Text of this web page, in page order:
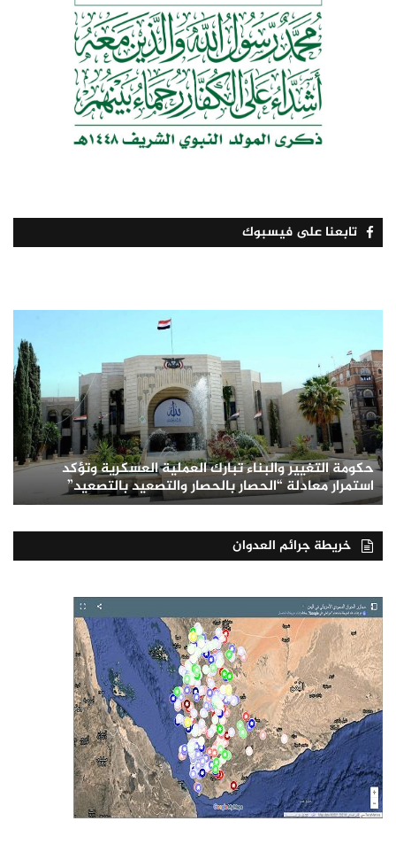
تابعنا على فيسبوك
حكومة التغيير والبناء تبارك العملية العسكرية وتؤكد
استمرار معادلة “الحصار بالحصار والتصعيد بالتصعيد”
خريطة جرائم العدوان